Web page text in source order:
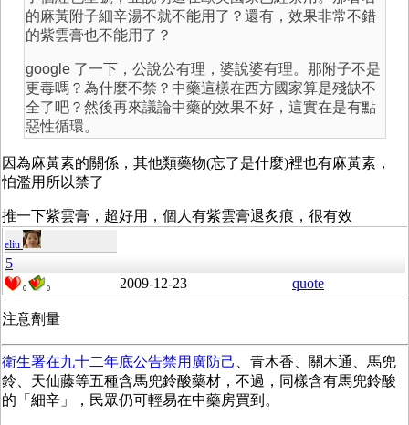
的麻黃附子細辛湯不就不能用了？還有，效果非常不錯
的紫雲膏也不能用了？
google 了一下，公說公有理，婆說婆有理。那附子不是
更毒嗎？為什麼不禁？中藥這樣在西方國家算是殘缺不
全了吧？然後再來議論中藥的效果不好，這實在是有點
惡性循環。
因為麻黃素的關係，其他類藥物(忘了是什麼)裡也有麻黃素，
怕濫用所以禁了
推一下紫雲膏，超好用，個人有紫雲膏退炙痕，很有效
eliu
5
0 0 2009-12-23 quote
注意劑量
衛生署在九十二年底公告禁用廣防己 、青木香、關木通、馬兜
鈴、天仙藤等五種含馬兜鈴酸藥材，不過，同樣含有馬兜鈴酸
的「細辛」，民眾仍可輕易在中藥房買到。